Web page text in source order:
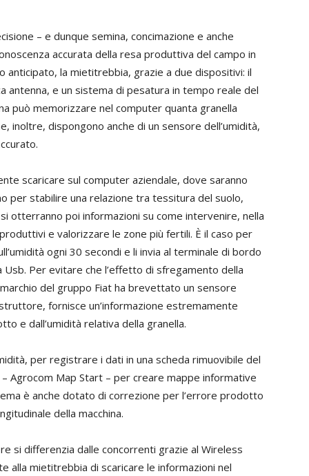
– e dunque semina, concimazione e anche
accurata della resa produttiva del campo in
anticipato, la mietitrebbia, grazie a due dispositivi: il
antenna, e un sistema di pesatura in tempo reale del
può memorizzare nel computer quanta granella
inoltre, dispongono anche di un sensore dell’umidità,
scaricare sul computer aziendale, dove saranno
per stabilire una relazione tra tessitura del suolo,
otterranno poi informazioni su come intervenire, nella
e valorizzare le zone più fertili. È il caso per
ogni 30 secondi e li invia al terminale di bordo
Per evitare che l’effetto di sfregamento della
del gruppo Fiat ha brevettato un sensore
fornisce un’informazione estremamente
e dall’umidità relativa della granella.
per registrare i dati in una scheda rimuovibile del
Agrocom Map Start – per creare mappe informative
è anche dotato di correzione per l’errore prodotto
della macchina.
si differenzia dalle concorrenti grazie al Wireless
alla mietitrebbia di scaricare le informazioni nel